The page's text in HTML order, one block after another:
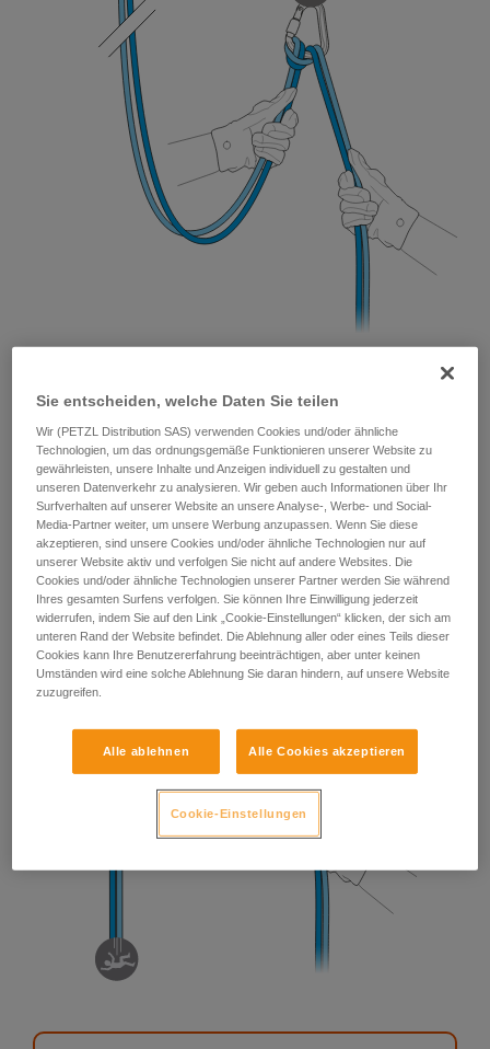
Sie entscheiden, welche Daten Sie teilen
Wir (PETZL Distribution SAS) verwenden Cookies und/oder ähnliche
Technologien, um das ordnungsgemäße Funktionieren unserer Website zu
gewährleisten, unsere Inhalte und Anzeigen individuell zu gestalten und
unseren Datenverkehr zu analysieren. Wir geben auch Informationen über Ihr
Surfverhalten auf unserer Website an unsere Analyse-, Werbe- und Social-
Media-Partner weiter, um unsere Werbung anzupassen. Wenn Sie diese
akzeptieren, sind unsere Cookies und/oder ähnliche Technologien nur auf
unserer Website aktiv und verfolgen Sie nicht auf andere Websites. Die
Cookies und/oder ähnliche Technologien unserer Partner werden Sie während
Ihres gesamten Surfens verfolgen. Sie können Ihre Einwilligung jederzeit
widerrufen, indem Sie auf den Link „Cookie-Einstellungen“ klicken, der sich am
unteren Rand der Website befindet. Die Ablehnung aller oder eines Teils dieser
Cookies kann Ihre Benutzererfahrung beeinträchtigen, aber unter keinen
Umständen wird eine solche Ablehnung Sie daran hindern, auf unsere Website
zuzugreifen.
Alle ablehnen Alle Cookies akzeptieren
Cookie-Einstellungen